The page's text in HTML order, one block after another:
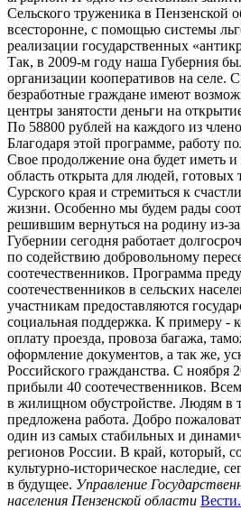
Сельского труженика в Пензенской
всесторонне, с помощью системы
реализации государственных
Так, в 2009-м году наша Губерния
организации кооперативов на селе.
безработные граждане имеют
центры занятости деньги на
По 58800 рублей на каждого из
Благодаря этой программе, работу
Свое продолжение она будет иметь и
область открыта для людей, готовых
Сурского края и стремиться к
жизни. Особенно мы будем рады
решившим вернуться на родину из-
Губернии сегодня работает
по содействию добровольному
соотечественников. Программа
соотечественников в сельских
участникам предоставляются
социальная поддержка. К примеру -
оплату проезда, провоза багажа,
оформление документов, а так же,
Российского гражданства. С ноября
прибыли 40 соотечественников.
в жилищном обустройстве. Людям в
предложена работа. Добро
один из самых стабильных и
регионов России. В край, который,
культурно-историческое наследие,
в будущее. Управление
населения Пензенской области